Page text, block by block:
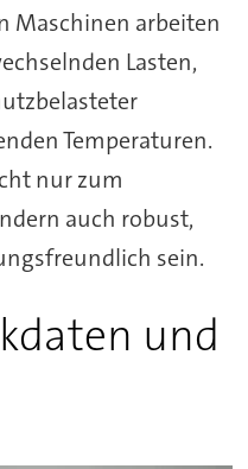
Maschinen arbeiten
Lasten,
Temperaturen.
nur zum
auch robust,
sein.
und